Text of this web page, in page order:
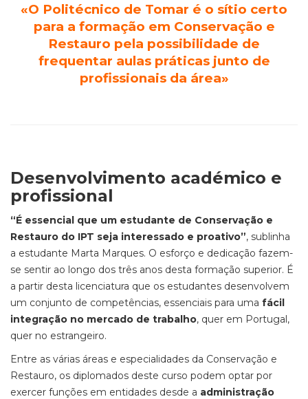
«O Politécnico de Tomar é o sítio certo
para a formação em Conservação e
Restauro pela possibilidade de
frequentar aulas práticas junto de
profissionais da área»
Desenvolvimento académico e
profissional
“É essencial que um estudante de Conservação e
Restauro do IPT seja interessado e proativo”, sublinha
a estudante Marta Marques. O esforço e dedicação fazem-
se sentir ao longo dos três anos desta formação superior. É
a partir desta licenciatura que os estudantes desenvolvem
um conjunto de competências, essenciais para uma fácil
integração no mercado de trabalho, quer em Portugal,
quer no estrangeiro.
Entre as várias áreas e especialidades da Conservação e
Restauro, os diplomados deste curso podem optar por
exercer funções em entidades desde a administração